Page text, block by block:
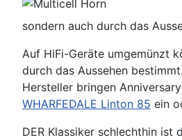
sondern auch durch das
Auf HiFi-Geräte umgemünzt
durch das Aussehen
Hersteller bringen
WHARFEDALE Linton 85 ein
DER Klassiker schlechthin